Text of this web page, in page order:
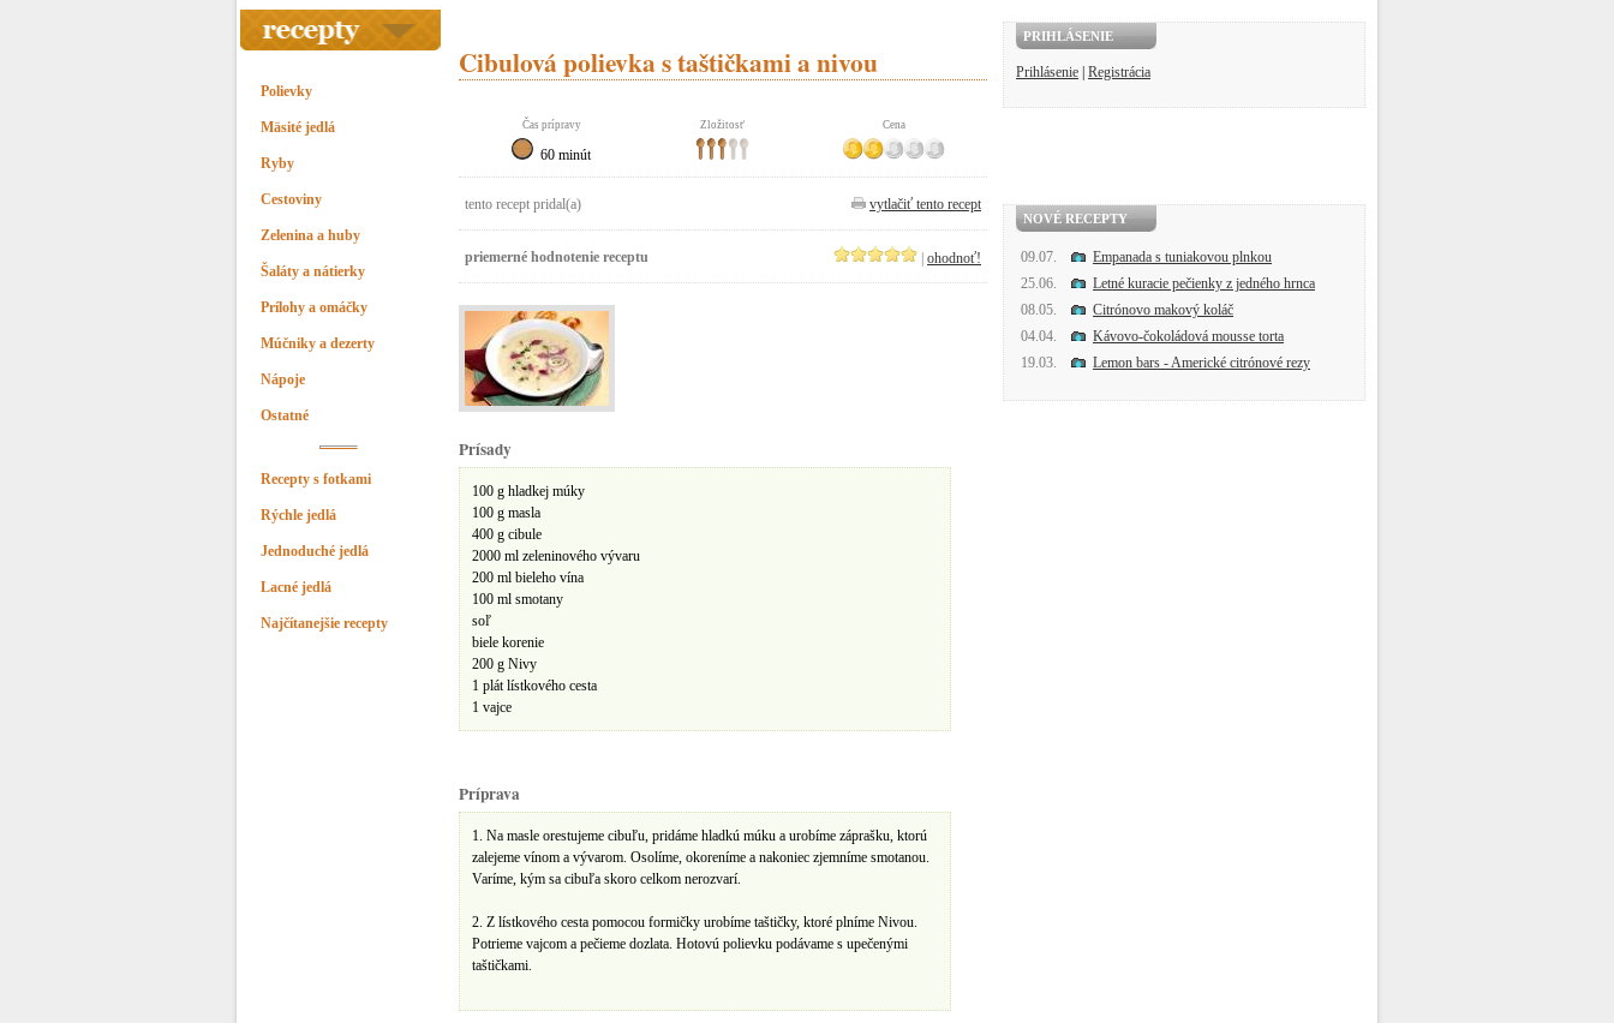
Polievky
Mäsité jedlá
Ryby
Cestoviny
Zelenina a huby
Šaláty a nátierky
Prílohy a omáčky
Múčniky a dezerty
Nápoje
Ostatné
Recepty s fotkami
Rýchle jedlá
Jednoduché jedlá
Lacné jedlá
Najčítanejšie recepty
Cibulová polievka s taštičkami a nivou
Čas prípravy Zložitosť Cena
60 minút
tento recept pridal(a) vytlačiť tento recept
priemerné hodnotenie receptu ohodnoť!
Prísady
100 g hladkej múky
100 g masla
400 g cibule
2000 ml zeleninového vývaru
200 ml bieleho vína
100 ml smotany
soľ
biele korenie
200 g Nivy
1 plát lístkového cesta
1 vajce
Príprava
1. Na masle orestujeme cibuľu, pridáme hladkú múku a urobíme záprašku, ktorú
zalejeme vínom a vývarom. Osolíme, okoreníme a nakoniec zjemníme smotanou.
Varíme, kým sa cibuľa skoro celkom nerozvarí.
2. Z lístkového cesta pomocou formičky urobíme taštičky, ktoré plníme Nivou.
Potrieme vajcom a pečieme dozlata. Hotovú polievku podávame s upečenými
taštičkami.
PRIHLÁSENIE
Prihlásenie Registrácia
NOVÉ RECEPTY
09.07.
Empanada s tuniakovou plnkou
25.06.
Letné kuracie pečienky z jedného hrnca
08.05.
Citrónovo makový koláč
04.04.
Kávovo-čokoládová mousse torta
19.03.
Lemon bars - Americké citrónové rezy